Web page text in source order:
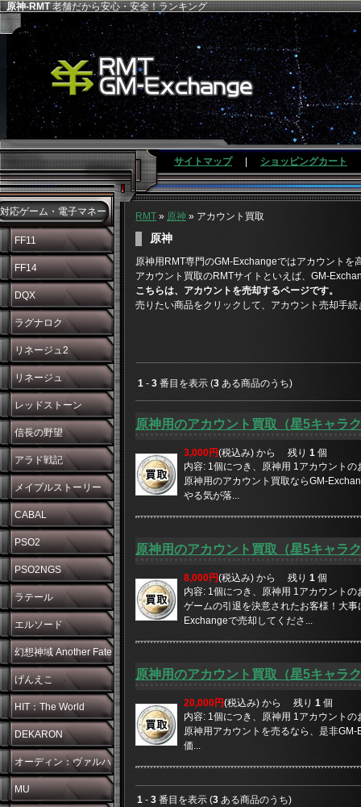
原神-RMT老舗だから安心・安全！ランキング
サイトマップ ショッピングカート
対応ゲーム・電子マネー
FF11
FF14
DQX
ラグナロク
リネージュ2
リネージュ
レッドストーン
信長の野望
アラド戦記
メイプルストーリー
CABAL
PSO2
PSO2NGS
ラテール
エルソード
幻想神域 Another Fate
げんえこ
HIT：The World
DEKARON
オーディン：ヴァルハ
ラ・ライジング
MU
RMT»原神» アカウント買取
原神
原神用RMT専門のGM-Exchangeではアカウントを
アカウント買取のRMTサイトといえば、GM-
こちらは、アカウントを売却するページです。
売りたい商品をクリックして、アカウント売却手
1- 3 番目を表示 (3 ある商品のうち)
原神用のアカウント買取（星5キャラ
3,000円(税込み) から 残り1 個
内容: 1個につき、原神用 1アカウントの
原神用のアカウント買取ならGM-
やる気が落...
原神用のアカウント買取（星5キャラ
8,000円(税込み) から 残り 1 個
内容: 1個につき、原神用 1アカウントの
ゲームの引退を決意されたお客様！大
Exchangeで売却してくださ...
原神用のアカウント買取（星5キャラ
20,000円(税込み) から 残り1 個
内容: 1個につき、原神用 1アカウントの
原神用アカウントを売るなら、是非
価...
1-3番目を表示 (3ある商品のうち)